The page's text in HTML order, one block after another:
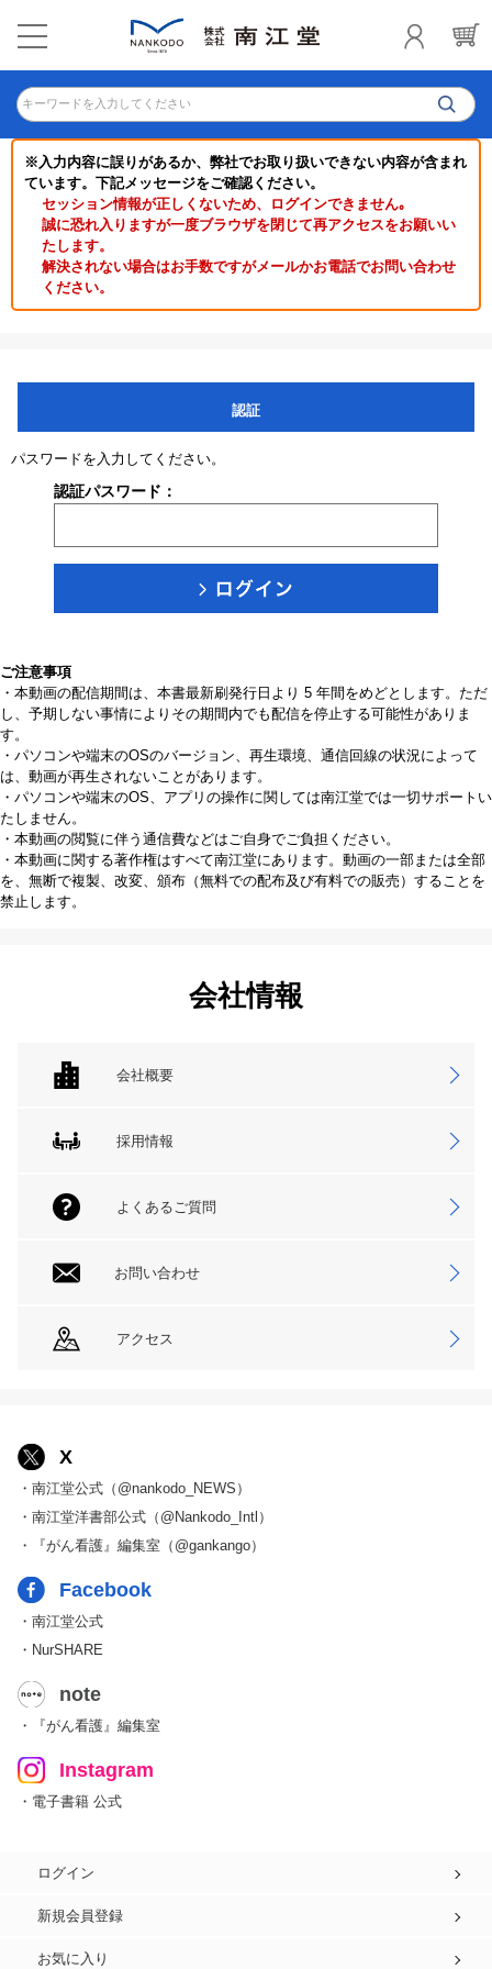
キーワードを入力してください
※入力内容に誤りがあるか、弊社でお取り扱いできない内容が含まれ
ています。下記メッセージをご確認ください。
セッション情報が正しくないため、ログインできません｡
誠に恐れ入りますが一度ブラウザを閉じて再アクセスをお願いい
たします。
解決されない場合はお手数ですがメールかお電話でお問い合わせ
ください。
認証
パスワードを入力してください。
認証パスワード：
ご注意事項
・本動画の配信期間は、本書最新刷発行日より 5 年間をめどとします。ただ
し、予期しない事情によりその期間内でも配信を停止する可能性がありま
す。
・パソコンや端末のOSのバージョン、再生環境、通信回線の状況によって
は、動画が再生されないことがあります。
・パソコンや端末のOS、アプリの操作に関しては南江堂では一切サポートい
たしません。
・本動画の閲覧に伴う通信費などはご自身でご負担ください。
・本動画に関する著作権はすべて南江堂にあります。動画の一部または全部
を、無断で複製、改変、頒布（無料での配布及び有料での販売）することを
禁止します。
会社情報
会社概要
採用情報
よくあるご質問
お問い合わせ
アクセス
X
・南江堂公式（@nankodo_NEWS）
・南江堂洋書部公式（@Nankodo_Intl）
・『がん看護』編集室（@gankango）
Facebook
・南江堂公式
・NurSHARE
note
・『がん看護』編集室
Instagram
・電子書籍 公式
ログイン
新規会員登録
お気に入り